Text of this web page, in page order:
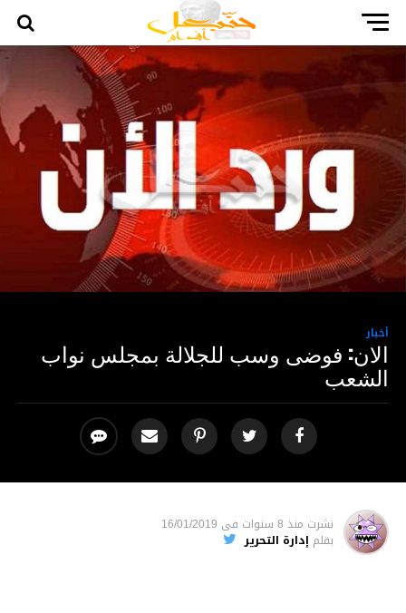
أخبار
الان: فوضى وسب للجلالة بمجلس نواب
الشعب
نشرت منذ 8 سنوات فى 16/01/2019
بقلم إدارة التحرير